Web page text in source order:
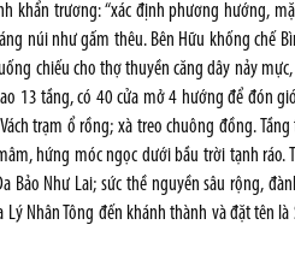
khẩn tr­ương: “xác định ph­ương hư­ớng,
núi như­ gấm thêu. Bên Hữu khống chế
chiếu cho thợ thuyền căng dây nảy
13 tầng, có 40 cửa mở 4 hư­ớng để đón
trạm ổ rồng; xà treo chuông đồng.
hứng móc ngọc d­ưới bầu trời tạnh ráo.
Bảo Như­ Lai; sức thề nguyền sâu rộng,
Nhân Tông đến khánh thành và đặt tên